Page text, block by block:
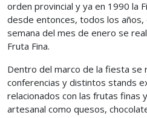
orden provincial y ya en 1990 la
desde entonces, todos los años,
semana del mes de enero se
Fruta Fina.
Dentro del marco de la fiesta se
conferencias y distintos stands
relacionados con las frutas finas
artesanal como quesos,